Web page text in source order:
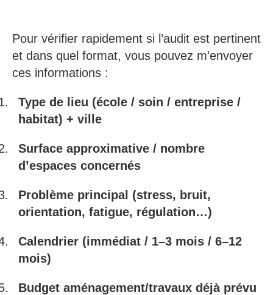
Pour vérifier rapidement si l’audit est pertinent
et dans quel format, vous pouvez m’envoyer
ces informations :
Type de lieu (école / soin / entreprise /
habitat) + ville
Surface approximative / nombre
d’espaces concernés
Problème principal (stress, bruit,
orientation, fatigue, régulation…)
Calendrier (immédiat / 1–3 mois / 6–12
mois)
Budget aménagement/travaux déjà prévu